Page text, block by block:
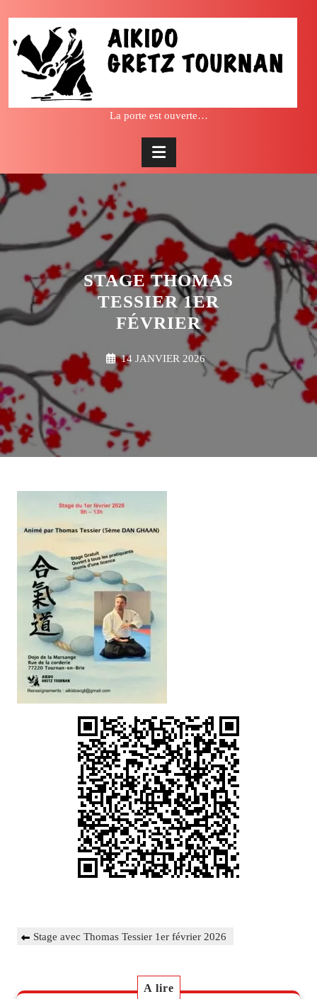
content
La porte est ouverte…
STAGE THOMAS
TESSIER 1ER
FÉVRIER
14 JANVIER 2026
de
Previous
Stage avec Thomas Tessier 1er février 2026
A lire